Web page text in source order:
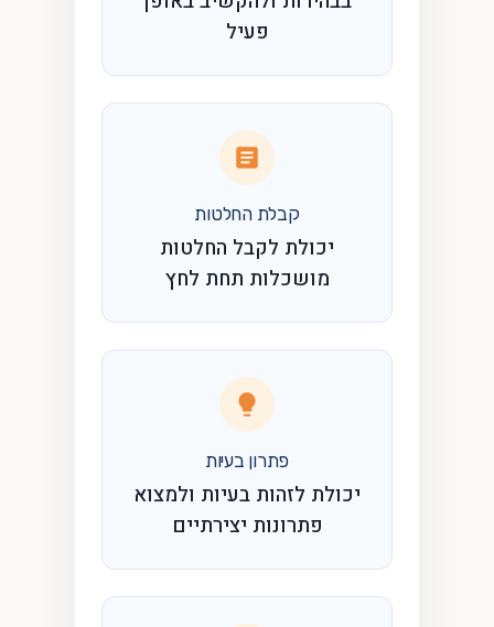
פעיל
קבלת החלטות
יכולת לקבל החלטות
מושכלות תחת לחץ
פתרון בעיות
יכולת לזהות בעיות ולמצוא
פתרונות יצירתיים